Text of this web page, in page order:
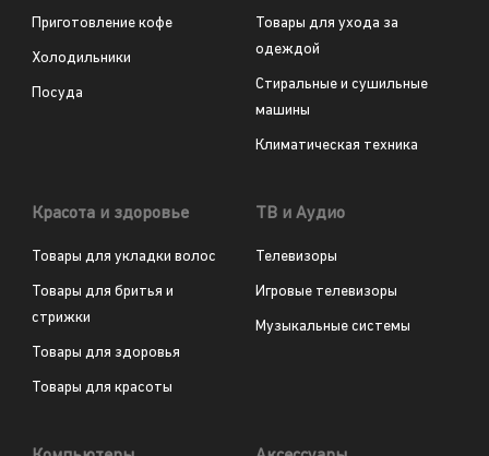
Приготовление кофе
Холодильники
Посуда
Товары для ухода за
одеждой
Стиральные и сушильные
машины
Климатическая техника
Красота и здоровье
Товары для укладки волос
Товары для бритья и
стрижки
Товары для здоровья
Товары для красоты
ТВ и Аудио
Телевизоры
Игровые телевизоры
Музыкальные системы